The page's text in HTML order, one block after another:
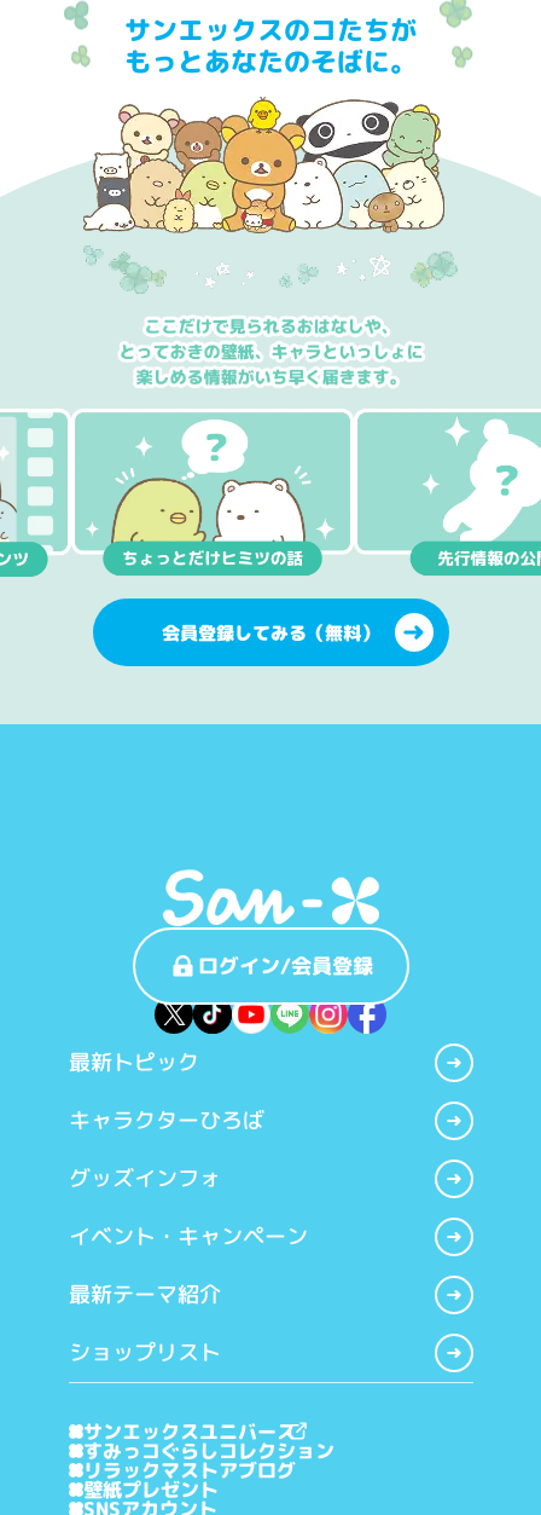
サンエックスのコたちが
もっとあなたのそばに。
会員登録してみる（無料）
ログイン/会員登録
最新トピック
キャラクターひろば
グッズインフォ
イベント・キャンペーン
最新テーマ紹介
ショップリスト
サンエックスユニバース
すみっコぐらしコレクション
リラックマストアブログ
壁紙プレゼント
SNSアカウント